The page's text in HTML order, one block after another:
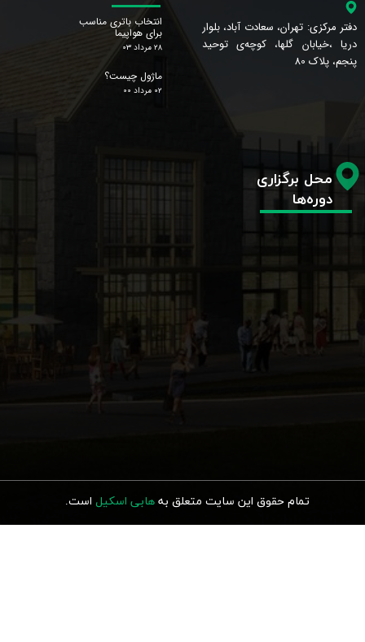
دفتر مرکزی: تهران، سعادت آباد، بلوار
دریا ،خیابان گلها، کوچه‌ی توحید
پنجم، پلاک 80
انتخاب باتری مناسب
برای هواپیما
۲۸ مرداد ۰۳
ماژول چیست؟
۰۲ مرداد ۰۰
تمام حقوق این سایت متعلق به هابی اسکیل است.
محل برگزاری
دوره‌ها